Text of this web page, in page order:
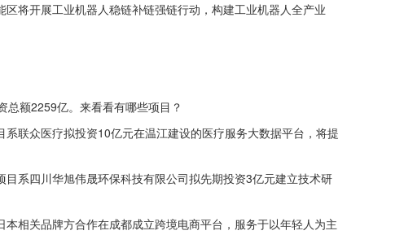
将开展工业机器人稳链补链强链行动，构建工业机器人全产业
总额2259亿。来看看有哪些项目？
联众医疗拟投资10亿元在温江建设的医疗服务大数据平台，将提
系四川华旭伟晟环保科技有限公司拟先期投资3亿元建立技术研
相关品牌方合作在成都成立跨境电商平台，服务于以年轻人为主